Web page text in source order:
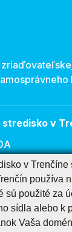
v
informácií
v
používa
sú použité za
sídla alebo k
Vaša